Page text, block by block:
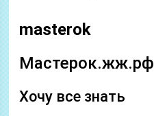
masterok
Мастерок.жж.рф
Хочу все знать